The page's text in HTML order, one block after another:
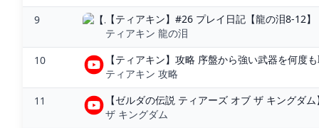
9
【ティアキン】#26 プレイ日記【龍の泪8-12】
ティアキン 龍の泪
10
【ティアキン】攻略 序盤から強い武器を何度
ティアキン 攻略
11
【ゼルダの伝説 ティアーズ オブ ザ キングダ
ザ キングダム